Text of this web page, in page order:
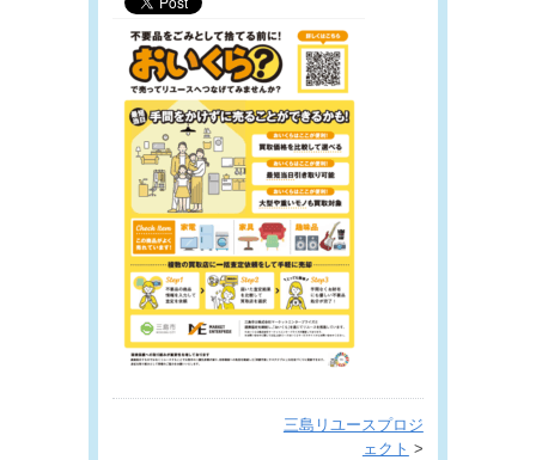
三島リユースプロジ
ェクト >